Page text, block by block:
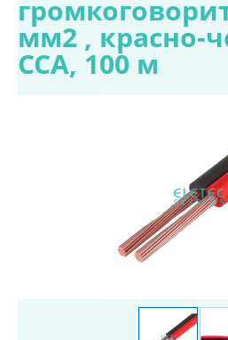
мм2 , красно-
ССА, 100 м